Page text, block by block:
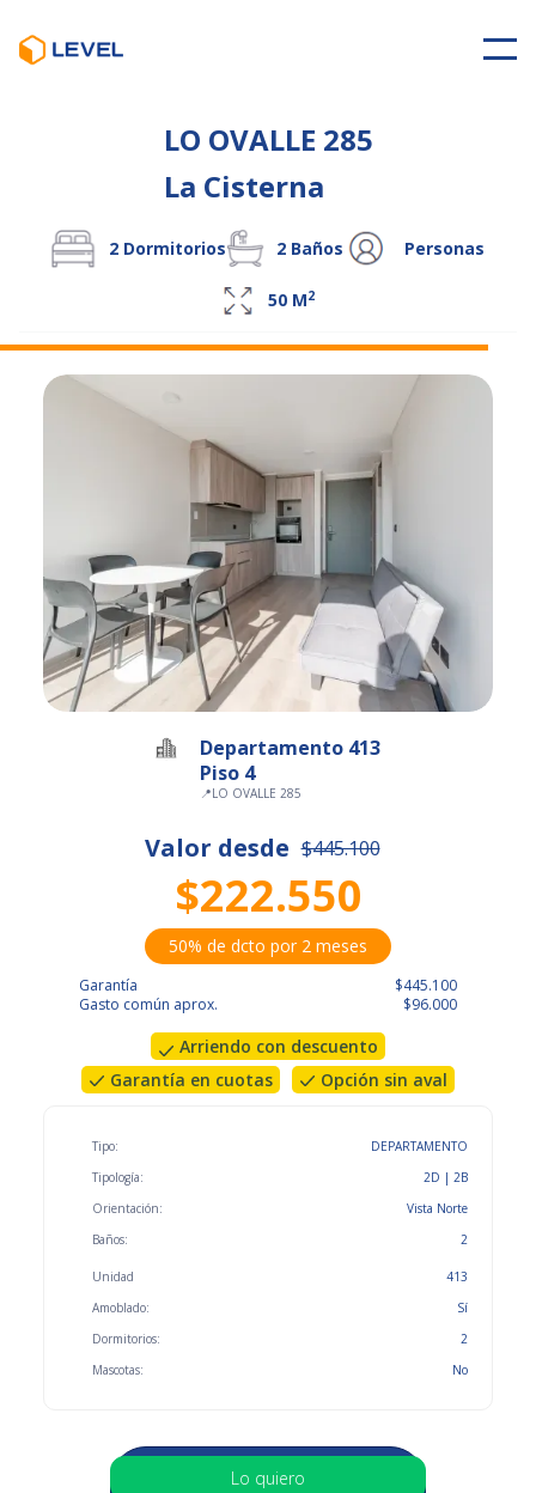
LO OVALLE 285
La Cisterna
2 Dormitorios 2 Baños Personas
50 M2
Departamento 413
Piso 4
📍LO OVALLE 285
Valor desde $445.100
$222.550
50% de dcto por 2 meses
Garantía
Gasto común aprox.
$445.100
$96.000
Arriendo con descuento
Garantía en cuotas
Opción sin aval
Tipo:
Tipología:
Orientación:
Baños:
DEPARTAMENTO
2D | 2B
Vista Norte
2
Unidad
Amoblado:
Dormitorios:
Mascotas:
413
Sí
2
No
Selecciona otra
Lo quiero